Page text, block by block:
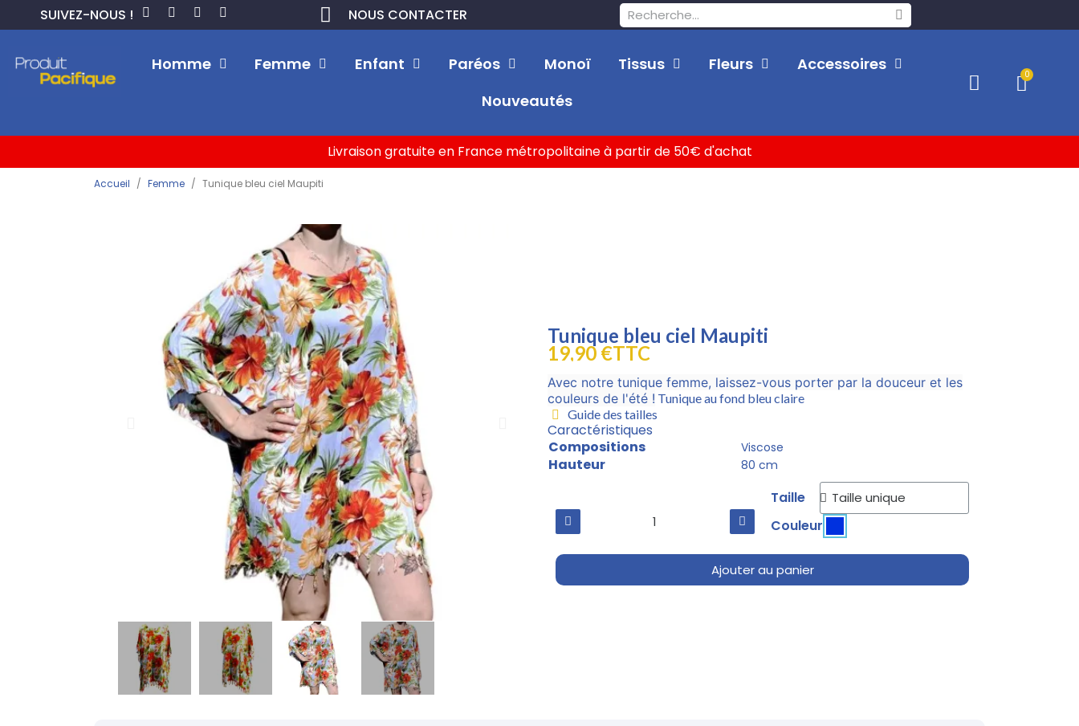
SUIVEZ-NOUS ! NOUS CONTACTER
Homme Femme Enfant Paréos Monoï Tissus Fleurs
Accessoires
Nouveautés
Livraison gratuite en France métropolitaine à partir de 50€ d'achat
Accueil Femme Tunique bleu ciel Maupiti
Tunique bleu ciel Maupiti
19,90 €TTC
Avec notre tunique femme, laissez-vous porter par la douceur et les
couleurs de l'été ! Tunique au fond bleu claire
Guide des tailles
Caractéristiques
Compositions
Viscose
Hauteur 80 cm
Taille
Couleur
Ajouter au panier